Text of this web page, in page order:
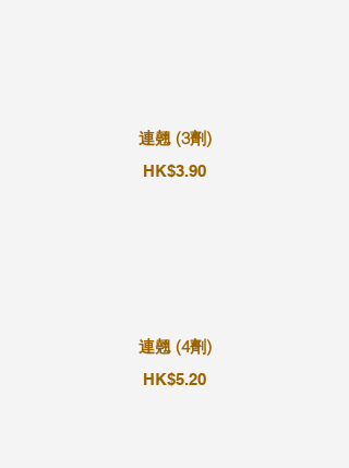
連翹 (3劑)
HK$3.90
連翹 (4劑)
HK$5.20